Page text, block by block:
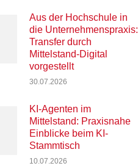
Aus der Hochschule in
die Unternehmenspraxis:
Transfer durch
Mittelstand-Digital
vorgestellt
30.07.2026
KI-Agenten im
Mittelstand: Praxisnahe
Einblicke beim KI-
Stammtisch
10.07.2026